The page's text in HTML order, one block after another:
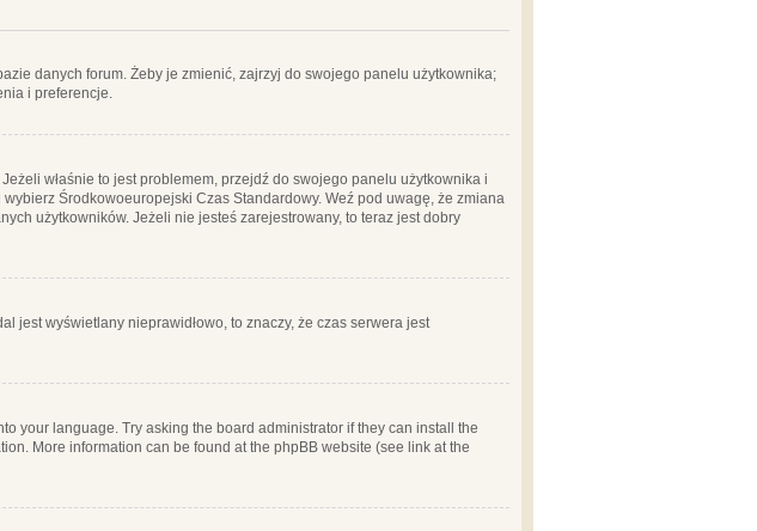
danych forum. Żeby je zmienić, zajrzyj do swojego panelu użytkownika;
i preferencje.
właśnie to jest problemem, przejdź do swojego panelu użytkownika i
Środkowoeuropejski Czas Standardowy. Weź pod uwagę, że zmiana
użytkowników. Jeżeli nie jesteś zarejestrowany, to teraz jest dobry
jest wyświetlany nieprawidłowo, to znaczy, że czas serwera jest
your language. Try asking the board administrator if they can install the
More information can be found at the phpBB website (see link at the